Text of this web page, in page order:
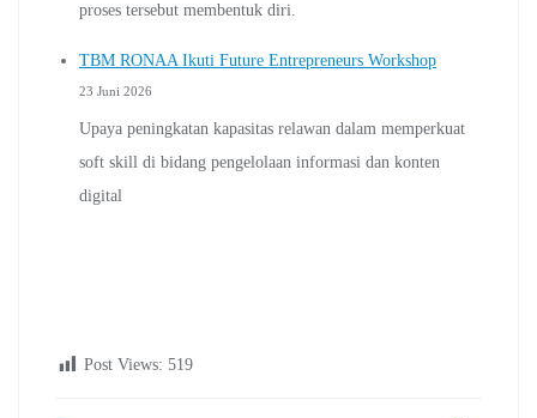
proses tersebut membentuk diri.
TBM RONAA Ikuti Future Entrepreneurs Workshop
23 Juni 2026
Upaya peningkatan kapasitas relawan dalam memperkuat
soft skill di bidang pengelolaan informasi dan konten
digital
Post Views: 519